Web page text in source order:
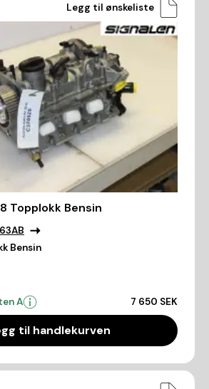
Legg til ønskeliste
Topplokk Bensin
Bensin
A 7 650 SEK
til handlekurven